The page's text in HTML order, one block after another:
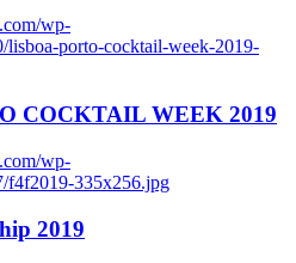
wp-
lisboa-porto-cocktail-week-2019-
COCKTAIL WEEK 2019
wp-
f4f2019-335x256.jpg
2019